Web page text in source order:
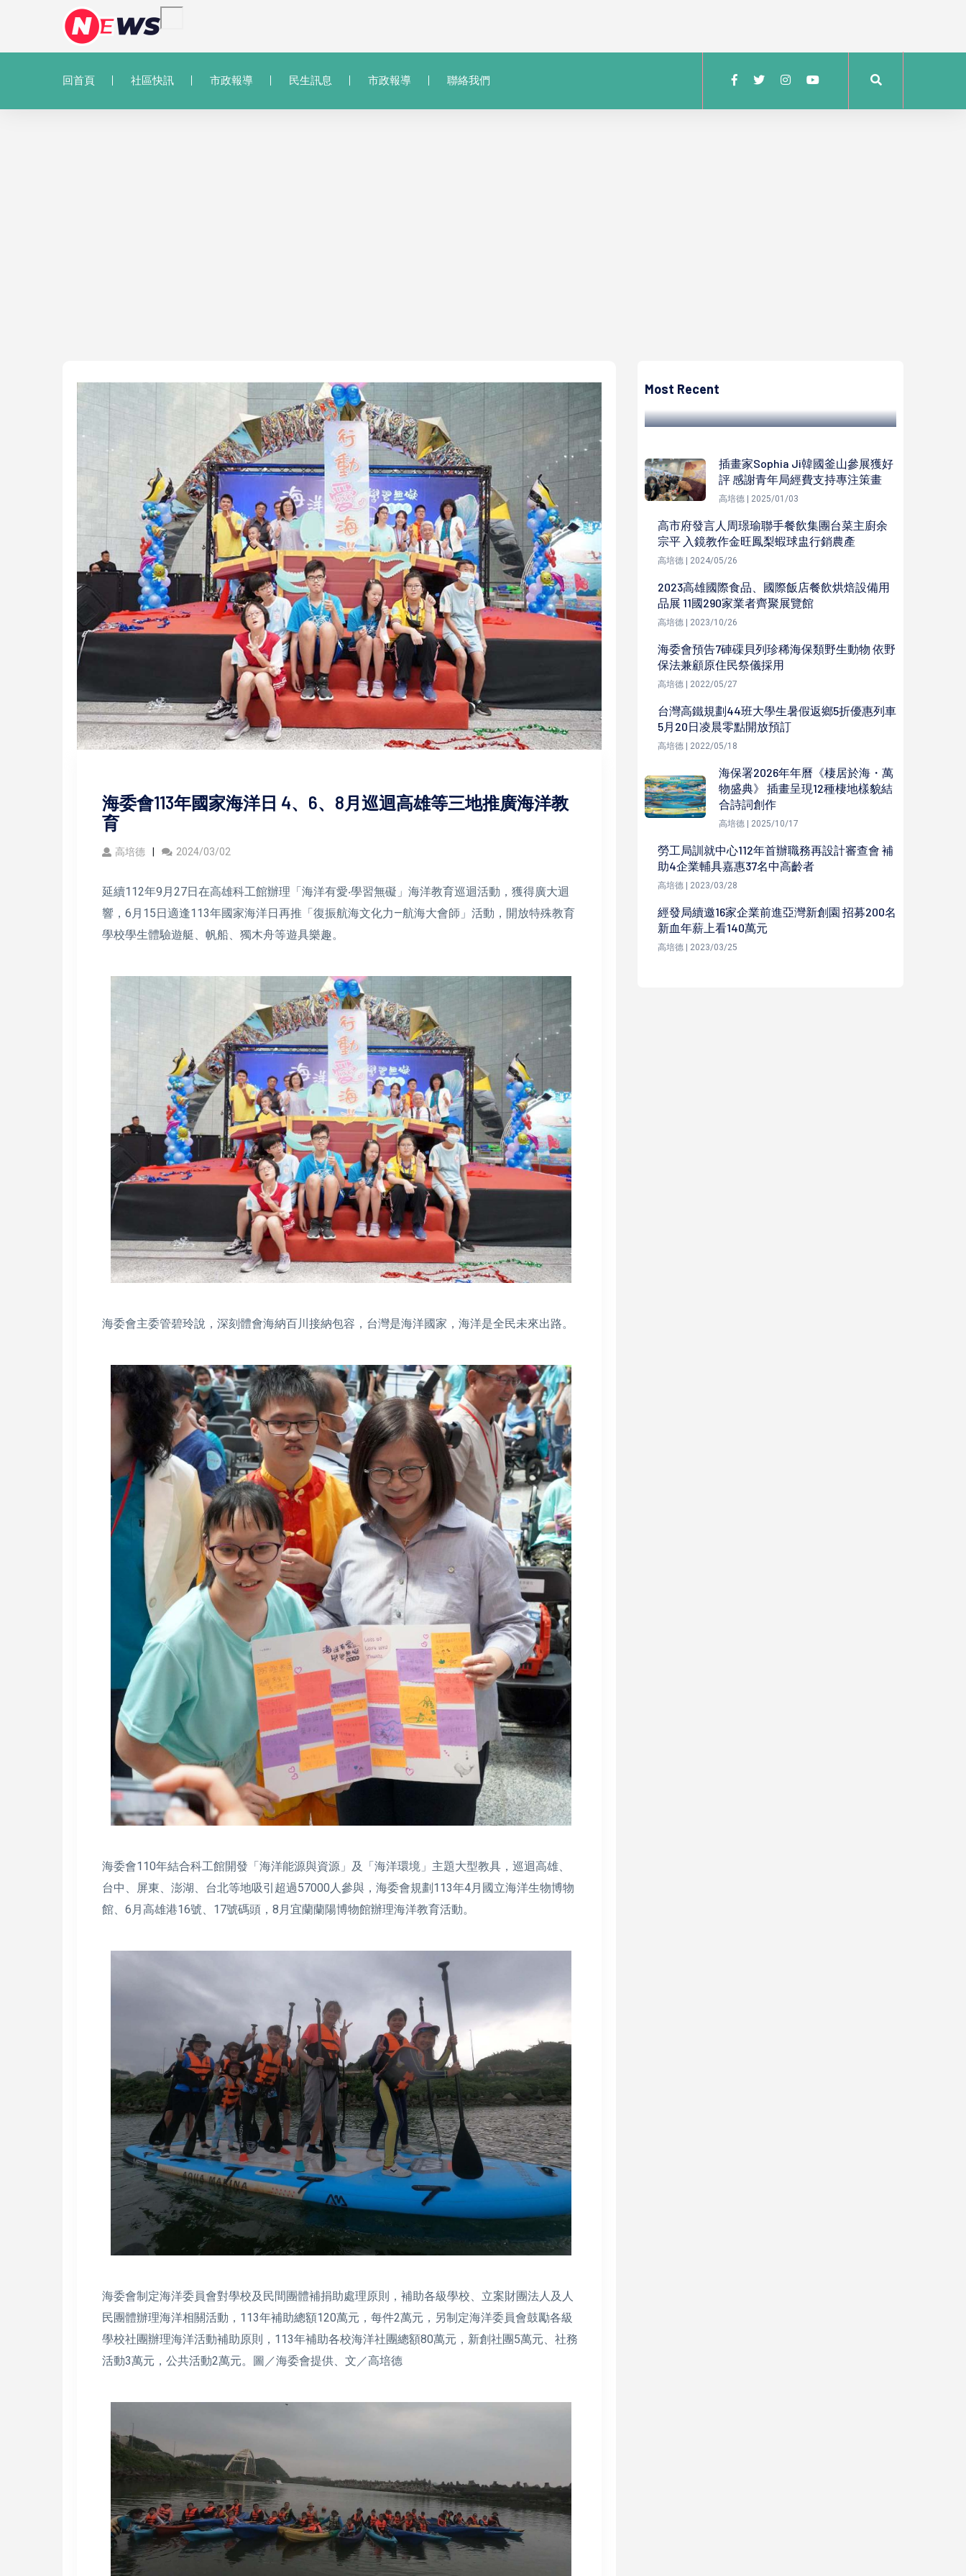
回首頁 社區快訊 市政報導 民生訊息 市政報導 聯絡我們
海委會113年國家海洋日 4、6、8月巡迴高雄等三地推廣海洋教
育
高培德 2024/03/02
延續112年9月27日在高雄科工館辦理「海洋有愛‧學習無礙」海洋教育巡迴活動，獲得廣大迴
響，6月15日適逢113年國家海洋日再推「復振航海文化力—航海大會師」活動，開放特殊教育
學校學生體驗遊艇、帆船、獨木舟等遊具樂趣。
海委會主委管碧玲說，深刻體會海納百川接納包容，台灣是海洋國家，海洋是全民未來出路。
海委會110年結合科工館開發「海洋能源與資源」及「海洋環境」主題大型教具，巡迴高雄、
台中、屏東、澎湖、台北等地吸引超過57000人參與，海委會規劃113年4月國立海洋生物博物
館、6月高雄港16號、17號碼頭，8月宜蘭蘭陽博物館辦理海洋教育活動。
海委會制定海洋委員會對學校及民間團體補捐助處理原則，補助各級學校、立案財團法人及人
民團體辦理海洋相關活動，113年補助總額120萬元，每件2萬元，另制定海洋委員會鼓勵各級
學校社團辦理海洋活動補助原則，113年補助各校海洋社團總額80萬元，新創社團5萬元、社務
活動3萬元，公共活動2萬元。圖／海委會提供、文／高培德
Most Recent
局人員強化防疫
插畫家Sophia Ji韓國釜山參展獲好
評 感謝青年局經費支持專注策畫
高培德 | 2025/01/03
高市府發言人周璟瑜聯手餐飲集團台菜主廚余
宗平 入鏡教作金旺鳳梨蝦球盅行銷農產
高培德 | 2024/05/26
2023高雄國際食品、國際飯店餐飲烘焙設備用
品展 11國290家業者齊聚展覽館
高培德 | 2023/10/26
海委會預告7硨磲貝列珍稀海保類野生動物 依野
保法兼顧原住民祭儀採用
高培德 | 2022/05/27
台灣高鐵規劃44班大學生暑假返鄉5折優惠列車
5月20日凌晨零點開放預訂
高培德 | 2022/05/18
海保署2026年年曆《棲居於海・萬
物盛典》 插畫呈現12種棲地樣貌結
合詩詞創作
高培德 | 2025/10/17
勞工局訓就中心112年首辦職務再設計審查會 補
助4企業輔具嘉惠37名中高齡者
高培德 | 2023/03/28
經發局續邀16家企業前進亞灣新創園 招募200名
新血年薪上看140萬元
高培德 | 2023/03/25